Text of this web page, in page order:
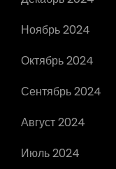
Ноябрь 2024
Октябрь 2024
Сентябрь 2024
Август 2024
Июль 2024